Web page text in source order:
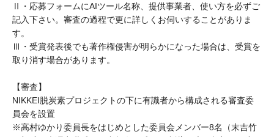
Ⅱ・応募フォームにAIツール名称、提供事業者、使い方を必ずご
記入下さい。審査の過程で更に詳しくお伺いすることがありま
す。
Ⅲ・受賞発表後でも著作権侵害が明らかになった場合は、受賞を
取り消す場合があります。
【審査】
NIKKEI脱炭素プロジェクトの下に有識者から構成される審査委
員会を設置
※高村ゆかり委員長をはじめとした委員会メンバー8名（末吉竹